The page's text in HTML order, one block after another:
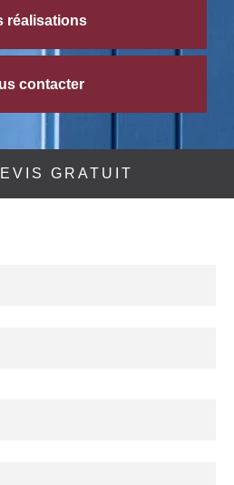
réalisations
contacter
GRATUIT